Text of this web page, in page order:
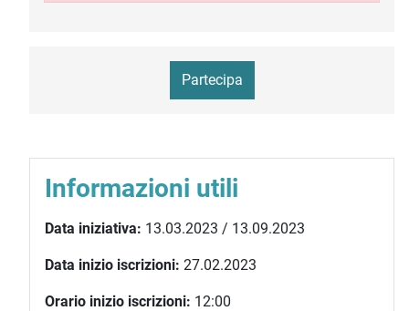
Partecipa
Informazioni utili
Data iniziativa: 13.03.2023 / 13.09.2023
Data inizio iscrizioni: 27.02.2023
Orario inizio iscrizioni: 12:00